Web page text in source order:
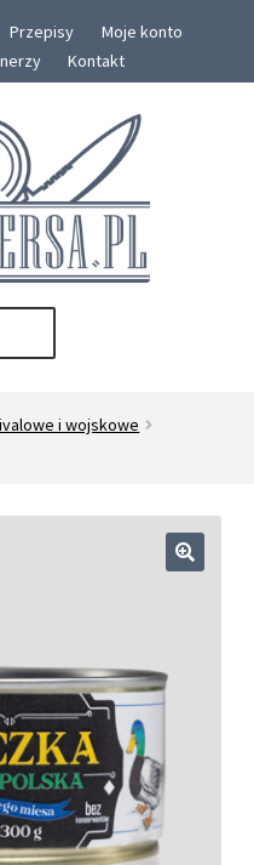
Przepisy
Moje konto
Kontakt
i wojskowe